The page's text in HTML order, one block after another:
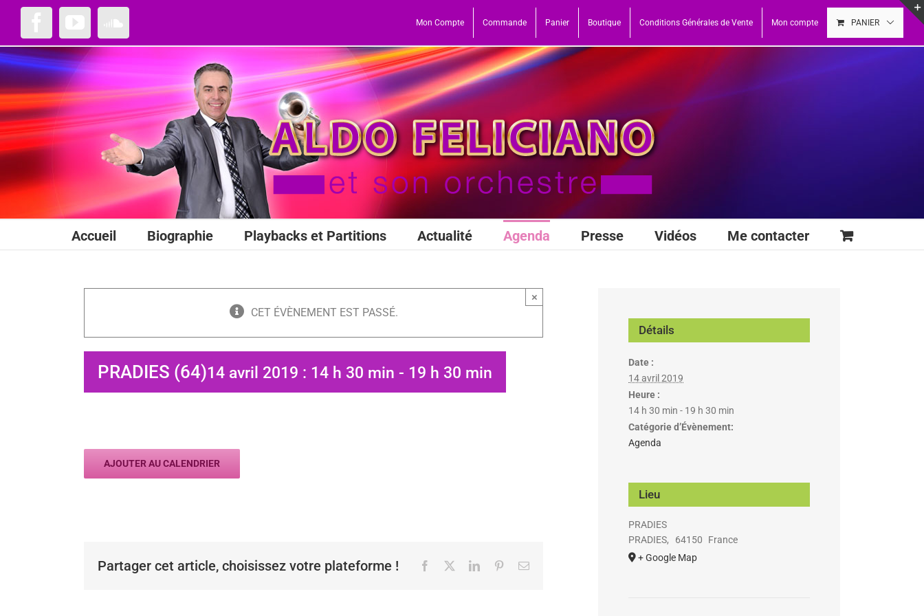
Passer
contenu
Mon Compte Commande Panier Boutique Conditions Générales de Vente Mon compte PANIER
Accueil Biographie Playbacks et Partitions Actualité Agenda Presse Vidéos Me contacter
CET ÉVÈNEMENT EST PASSÉ.
×
PRADIES (64)14 avril 2019 : 14 h 30 min - 19 h 30 min
AJOUTER AU CALENDRIER
Partager cet article, choisissez votre plateforme ! Facebook LinkedInPinterestEmail
Détails
Date :
14 avril 2019
Heure :
14 h 30 min - 19 h 30 min
Catégorie d’Évènement:
Agenda
Lieu
PRADIES
PRADIES, 64150
France
+ Google Map